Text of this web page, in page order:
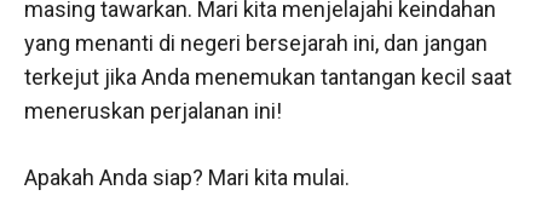
masing tawarkan. Mari kita menjelajahi keindahan
yang menanti di negeri bersejarah ini, dan jangan
terkejut jika Anda menemukan tantangan kecil saat
meneruskan perjalanan ini!
Apakah Anda siap? Mari kita mulai.